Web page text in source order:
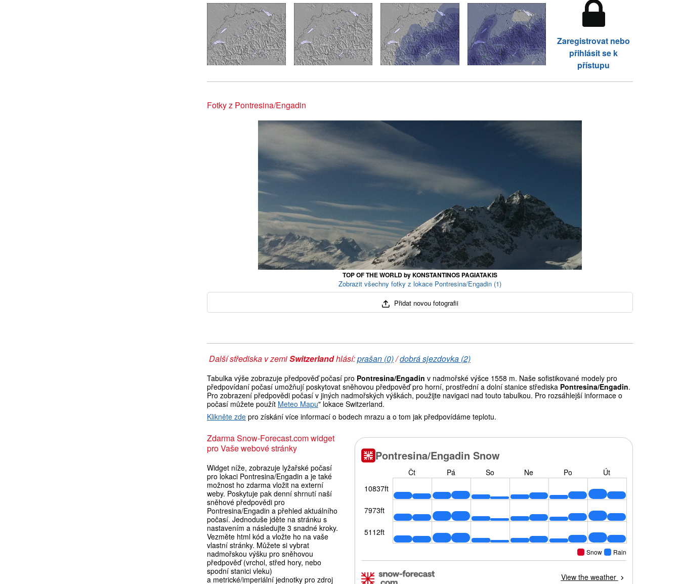
Zaregistrovat nebo
přihlásit se k
přístupu
Fotky z Pontresina/Engadin
TOP OF THE WORLD by KONSTANTINOS PAGIATAKIS
Zobrazit všechny fotky z lokace Pontresina/Engadin (1)
Přidat novou fotografii
Další střediska v zemiSwitzerlandhlásí:prašan (0)/dobrá sjezdovka (2)
Tabulka výše zobrazuje předpověď počasí pro Pontresina/Engadin v nadmořské výšce 1558 m. Naše sofistikované modely pro
předpovídaní počasí umožňují poskytovat sněhovou předpověď pro horní, prostřední a dolní stanice střediska Pontresina/Engadin.
Pro zobrazení předpovědi počasí v jiných nadmořských výškách, použijte navigaci nad touto tabulkou. Pro rozsáhlejší informace o
počasí můžete použít Meteo Mapu" lokace Switzerland.
Klikněte zde pro získání více informací o bodech mrazu a o tom jak předpovídáme teplotu.
Zdarma Snow-Forecast.com widget
pro Vaše webové stránky
Widget níže, zobrazuje lyžařské počasí
pro lokaci Pontresina/Engadin a je také
možnost ho zdarma vložit na externí
weby. Poskytuje pak denní shrnutí naší
sněhové předpovědi pro
Pontresina/Engadin a přehled aktuálního
počasí. Jednoduše jděte na stránku s
nastavením a následujte 3 snadné kroky.
Vezměte html kód a vložte ho na vaše
vlastní stránky. Můžete si vybrat
nadmořskou výšku pro sněhovou
předpověď (vrchol, střed hory, nebo
spodní stanici vleku)
a metrické/imperiální jednotky pro zdroj